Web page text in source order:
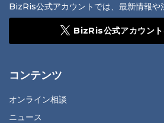
BizRis公式アカウントでは、最新情報や
BizRis公式アカウント
コンテンツ
オンライン相談
ニュース